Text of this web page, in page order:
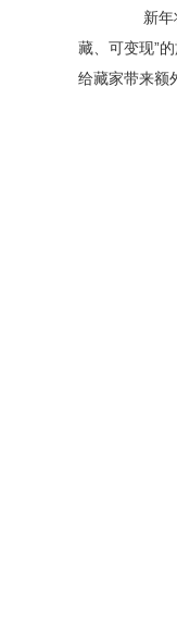
新年将
藏、可变现”
给藏家带来额